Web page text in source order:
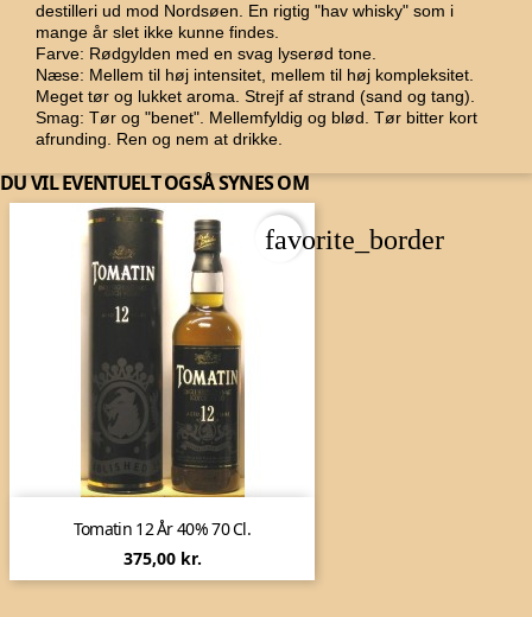
destilleri ud mod Nordsøen. En rigtig "hav whisky" som i
mange år slet ikke kunne findes.
Farve: Rødgylden med en svag lyserød tone.
Næse: Mellem til høj intensitet, mellem til høj kompleksitet.
Meget tør og lukket aroma. Strejf af strand (sand og tang).
Smag: Tør og "benet". Mellemfyldig og blød. Tør bitter kort
afrunding. Ren og nem at drikke.
DU VIL EVENTUELT OGSÅ SYNES OM
Tomatin 12 År 40% 70 Cl.
Pris
375,00 kr.
favorite_border